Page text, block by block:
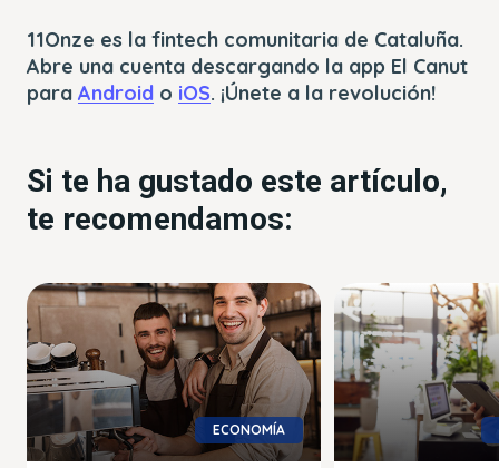
11Onze es la fintech comunitaria de Cataluña.
Abre una cuenta descargando la app El Canut
para Android o iOS. ¡Únete a la revolución!
Si te ha gustado este artículo,
te recomendamos:
ECONOMÍA